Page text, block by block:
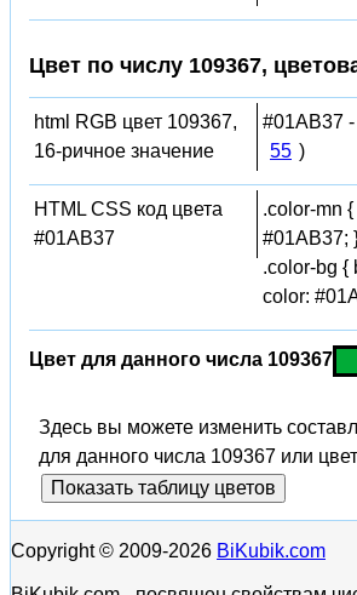
Цвет по числу 109367,
html RGB цвет 109367,
16-ричное значение
#01AB37 -
55 )
HTML CSS код цвета
#01AB37
.color-mn
#01AB37;
.color-bg {
color:
Цвет для данного числа 109367
Здесь вы можете изменить
для данного числа 109367 или
Показать таблицу цветов
Copyright © 2009-2026 BiKubik.com